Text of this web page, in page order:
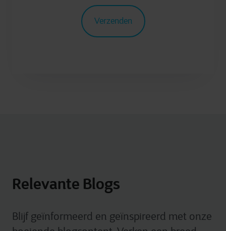
Relevante Blogs
Blijf geïnformeerd en geïnspireerd met onze